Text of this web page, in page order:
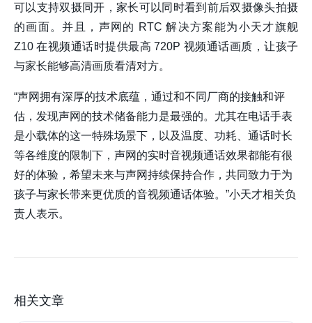
可以支持双摄同开，家长可以同时看到前后双摄像头拍摄
的画面。并且，声网的 RTC 解决方案能为小天才旗舰
Z10 在视频通话时提供最高 720P 视频通话画质，让孩子
与家长能够高清画质看清对方。
“声网拥有深厚的技术底蕴，通过和不同厂商的接触和评
估，发现声网的技术储备能力是最强的。尤其在电话手表
是小载体的这一特殊场景下，以及温度、功耗、通话时长
等各维度的限制下，声网的实时音视频通话效果都能有很
好的体验，希望未来与声网持续保持合作，共同致力于为
孩子与家长带来更优质的音视频通话体验。”小天才相关负
责人表示。
相关文章